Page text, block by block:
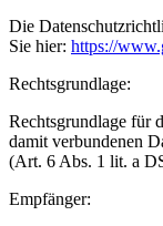
Die
Sie hier: https://
Rechtsgrundlage:
Rechtsgrundlage für
damit verbundenen
(Art. 6 Abs. 1 lit. a
Empfänger: